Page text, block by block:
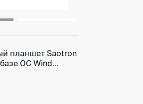
планшет Saotron
ОС Wind...